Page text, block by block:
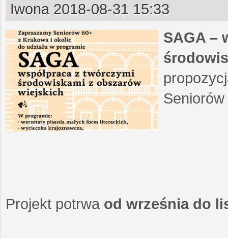
Iwona 2018-08-31 15:33
SAGA –
Projekt potrwa od września do